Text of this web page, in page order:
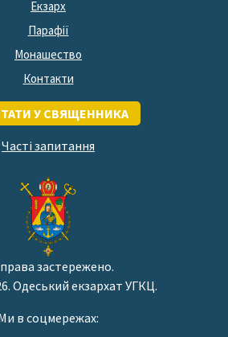
Екзарх
Парафії
Монашество
Контакти
У СВЯЩЕННИКА
Часті запитання
права застережено.
Одеський екзархат УГКЦ.
в соцмережах: